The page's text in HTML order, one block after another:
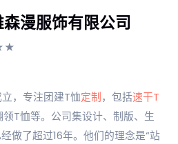
漫服饰有限公司
，专注团建T恤定制，包括速干T
T恤等。公司集设计、制版、生
做了超过16年。他们的理念是“站